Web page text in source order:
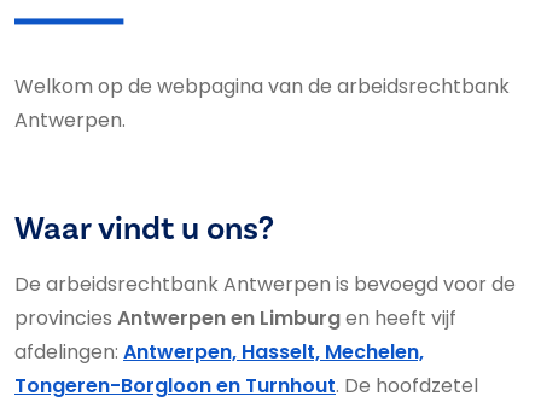
Welkom op de webpagina van de arbeidsrechtbank
Antwerpen.
Waar vindt u ons?
De arbeidsrechtbank Antwerpen is bevoegd voor de
provincies Antwerpen en Limburgen heeft vijf
afdelingen: Antwerpen, Hasselt, Mechelen,
Tongeren-Borgloon en Turnhout. De hoofdzetel